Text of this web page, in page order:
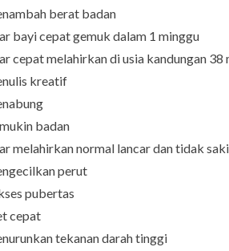
berat badan
bayi cepat gemuk dalam 1 minggu
cepat melahirkan di usia kandungan 38
kreatif
badan
melahirkan normal lancar dan tidak
perut
pubertas
cepat
tekanan darah tinggi